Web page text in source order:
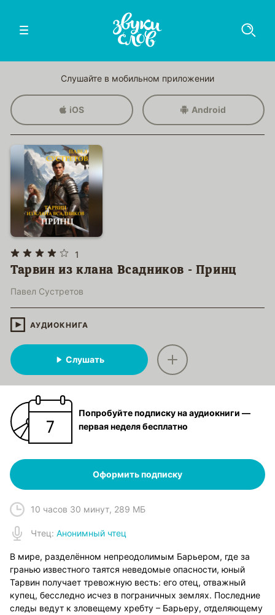
Слушайте в мобильном приложении
iOS Android
1
Тарвин из клана Всадников - Принц
Павел Сустретов
АУДИОКНИГА
Слушать
Попробуйте подписку на аудиокниги —
первая неделя бесплатно
Оформить подписку
10 часов 30 минут, 289 МБ
Чтец: Анонимный чтец
В мире, разделённом непреодолимым Барьером, где за
гранью известного таятся неведомые опасности, юный
Тарвин получает тревожную весть: его отец, отважный
купец, бесследно исчез в пограничных землях. Последние
следы ведут к зловещему хребту – Барьеру, отделяющему